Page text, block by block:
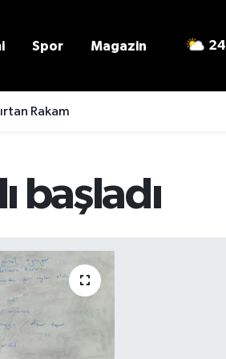
Spor Magazin 24
Rakam
başladı